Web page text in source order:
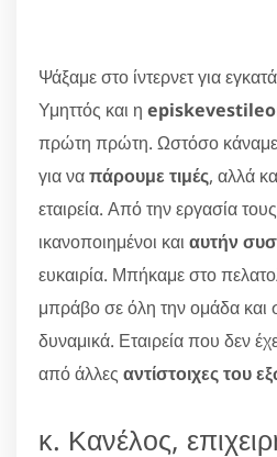
Ψάξαμε στο ίντερνετ για
Υμηττός και η
πρώτη πρώτη. Ωστόσο κάναμε
για ναπάρουμε τιμές, αλλά
εταιρεία. Από την εργασία
ικανοποιημένοι και αυτήν
ευκαιρία. Μπήκαμε στο
μπράβο σε όλη την ομάδα και
δυναμικά. Εταιρεία που δεν
από άλλες αντίστοιχες του
κ. Κανέλος,